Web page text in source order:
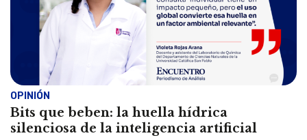
OPINIÓN
Bits que beben: la huella hídrica
silenciosa de la inteligencia artificial